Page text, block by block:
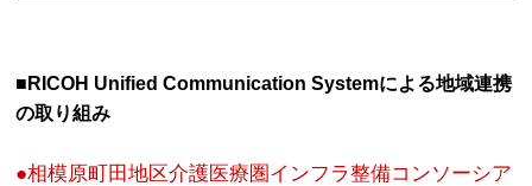
■RICOH Unified Communication Systemによる地域連携
の取り組み
●相模原町田地区介護医療圏インフラ整備コンソーシア